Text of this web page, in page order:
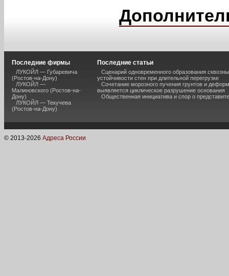
Последние фирмы
ЛУКОЙЛ — Губаревича
(Ростов-на-Дону)
ЛУКОЙЛ —
Малиновского (Ростов-на-
Дону)
ЛУКОЙЛ — Текучева
(Ростов-на-Дону)
Последние статьи
Сценарий одновременного образования
устойчивости стен при длительной перегрузке
Сочетание морозного пучения грунтов и
выявляется циклическое разрушение основания
Общественная инициатива и спор о
© 2013-2026 Адреса России